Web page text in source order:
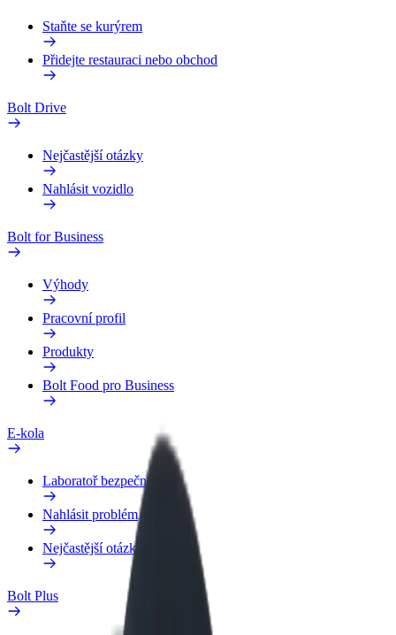
Staňte se kurýrem
Přidejte restauraci nebo obchod
Bolt Drive
Nejčastější otázky
Nahlásit vozidlo
Bolt for Business
Výhody
Pracovní profil
Produkty
Bolt Food pro Business
E-kola
Laboratoř bezpečnosti
Nahlásit problém
Nejčastější otázky
Bolt Plus